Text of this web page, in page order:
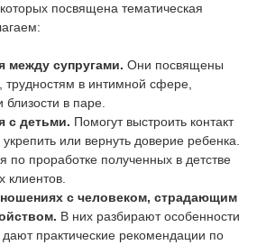
посвящена тематическая
между супругами. Они посвящены
в интимной сфере,
в паре.
с детьми. Помогут выстроить контакт
или вернуть доверие ребенка.
по проработке полученных в детстве
клиентов.
с человеком, страдающим
В них разбирают особенности
практические рекомендации по